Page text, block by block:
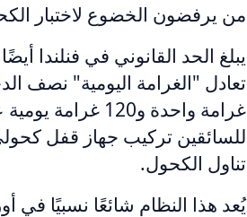
من يرفضون الخضوع لاختبار
غرامة واحدة
للسائقين تركيب جهاز قفل
تناول الكحول.
يُعد هذا النظام شائعًا نسبيًا في